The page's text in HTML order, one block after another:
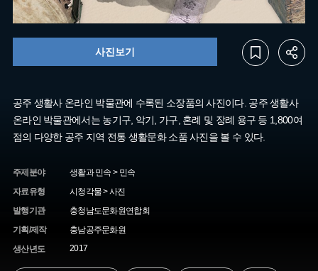
공주 생활사 온라인 박물관에 수록된 소장품의 사진이다. 공주 생활사
온라인 박물관에서는 농기구, 악기, 가구, 혼례 및 장례 용구 등 1,800여
점의 다양한 공주 지역 전통 생활문화 소품 사진을 볼 수 있다.
주제분야
생활과 민속 > 민속
자료유형
시청각물 > 사진
발행기관
충청남도문화원연합회
기획/제작
충남공주문화원
생산년도
2017
사진보기